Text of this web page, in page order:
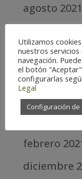
agosto 2021
junio 2021
mayo 2021
abril 2021
febrero
diciembre
Utilizamos
nuestros servicios
navegación.
el botón
configurarlas
Legal
Configuración de